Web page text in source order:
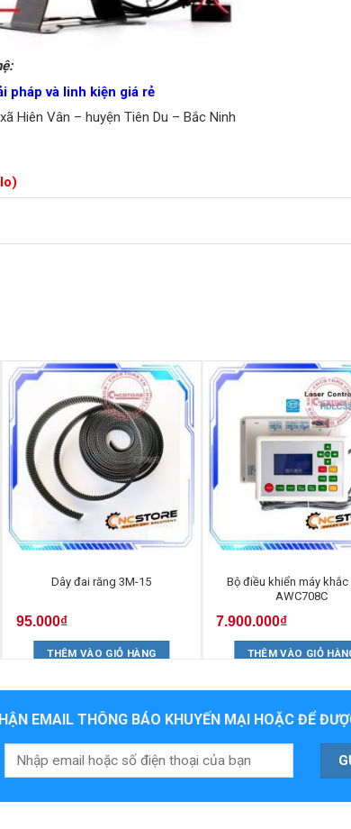
pháp và linh kiện giá rẻ
Hiên Vân – huyện Tiên Du – Bắc Ninh
Dây đai răng 3M-15
95.000₫
THÊM VÀO GIỎ HÀNG
Bộ điều khiển máy khắc
AWC708C
7.900.000₫
THÊM VÀO GIỎ
EMAIL THÔNG BÁO KHUYẾN MẠI HOẶC ĐỂ